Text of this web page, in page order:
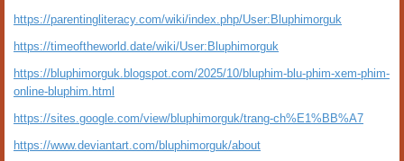
https://parentingliteracy.com/wiki/index.php/User:Bluphimorguk
https://timeoftheworld.date/wiki/User:Bluphimorguk
https://bluphimorguk.blogspot.com/2025/10/bluphim-blu-phim-xem-phim-
online-bluphim.html
https://sites.google.com/view/bluphimorguk/trang-ch%E1%BB%A7
https://www.deviantart.com/bluphimorguk/about